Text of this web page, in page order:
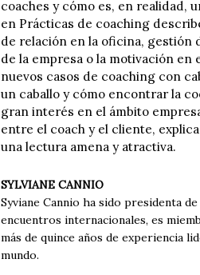
coaches y cómo es, en realidad,
en Prácticas de coaching
de relación en la oficina, gestión
de la empresa o la motivación en
nuevos casos de coaching con
un caballo y cómo encontrar la
gran interés en el ámbito
entre el coach y el cliente,
una lectura amena y atractiva.
SYLVIANE CANNIO
Syviane Cannio ha sido presidenta
encuentros internacionales, es
más de quince años de experiencia
mundo.